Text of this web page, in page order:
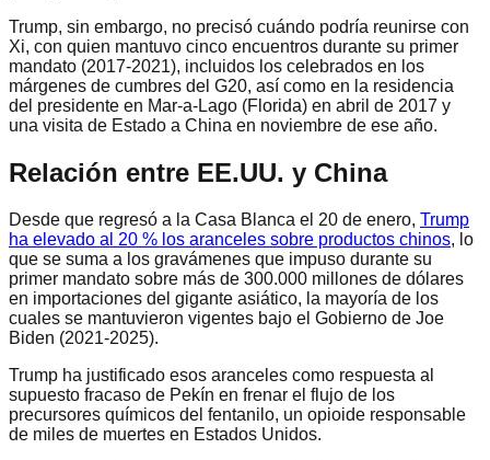
Trump, sin embargo, no precisó cuándo podría reunirse con
Xi, con quien mantuvo cinco encuentros durante su primer
mandato (2017-2021), incluidos los celebrados en los
márgenes de cumbres del G20, así como en la residencia
del presidente en Mar-a-Lago (Florida) en abril de 2017 y
una visita de Estado a China en noviembre de ese año.
Relación entre EE.UU. y China
Desde que regresó a la Casa Blanca el 20 de enero, Trump
ha elevado al 20 % los aranceles sobre productos chinos, lo
que se suma a los gravámenes que impuso durante su
primer mandato sobre más de 300.000 millones de dólares
en importaciones del gigante asiático, la mayoría de los
cuales se mantuvieron vigentes bajo el Gobierno de Joe
Biden (2021-2025).
Trump ha justificado esos aranceles como respuesta al
supuesto fracaso de Pekín en frenar el flujo de los
precursores químicos del fentanilo, un opioide responsable
de miles de muertes en Estados Unidos.